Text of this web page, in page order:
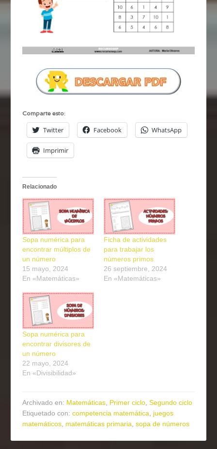
Comparte esto:
Twitter Facebook WhatsApp
Imprimir
Relacionado
Sopa numérica para
encontrar múltiplos de
un número
15 mayo, 2024
En «Matemáticas»
Ficha de actividades
para trabajar los
números primos
26 septiembre, 2024
En «Matemáticas»
Sopa numérica para
encontrar divisores de
un número
22 mayo, 2024
En «Divisibilidad»
Archivado en: Matemáticas Primer ciclo ,Segundo ciclo
Etiquetado con:competencia matemática
juegos
matemáticos matemáticas primaria ,sopa de números